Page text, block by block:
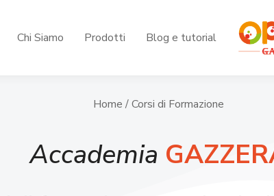
Chi Siamo Prodotti Blog e tutorial
Home / Corsi di Formazione
Accademia